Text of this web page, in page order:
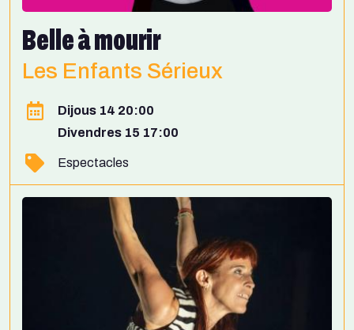
Belle à mourir
Les Enfants Sérieux
Dijous 14 20:00
Divendres 15 17:00
Espectacles